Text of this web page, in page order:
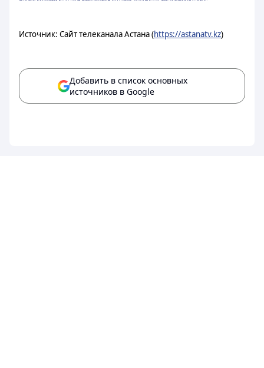
Источник: Сайт телеканала Астана (https://astanatv.kz)
Добавить в список основных
источников в Google